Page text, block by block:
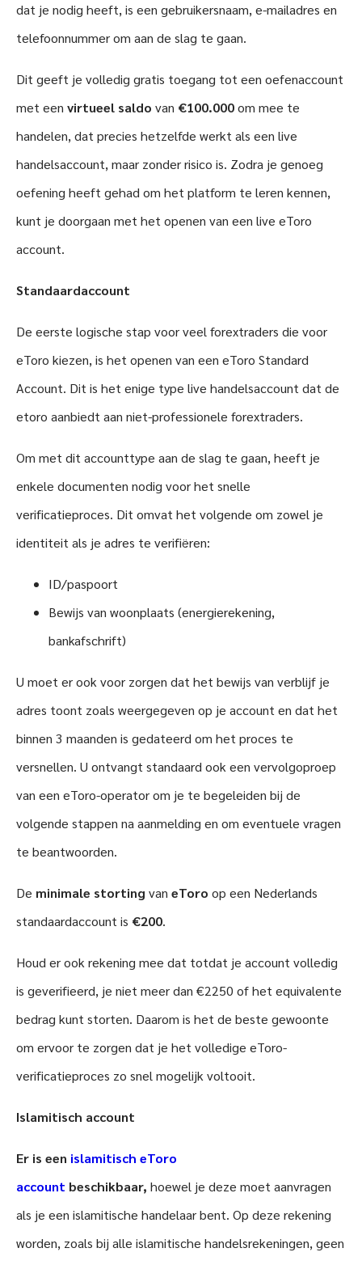
dat je nodig heeft, is een gebruikersnaam, e-mailadres en
telefoonnummer om aan de slag te gaan.
Dit geeft je volledig gratis toegang tot een oefenaccount
met een virtueel saldo van €100.000om mee te
handelen, dat precies hetzelfde werkt als een live
handelsaccount, maar zonder risico is. Zodra je genoeg
oefening heeft gehad om het platform te leren kennen,
kunt je doorgaan met het openen van een live eToro
account.
Standaardaccount
De eerste logische stap voor veel forextraders die voor
eToro kiezen, is het openen van een eToro Standard
Account. Dit is het enige type live handelsaccount dat de
etoro aanbiedt aan niet-professionele forextraders.
Om met dit accounttype aan de slag te gaan, heeft je
enkele documenten nodig voor het snelle
verificatieproces. Dit omvat het volgende om zowel je
identiteit als je adres te verifiëren:
ID/paspoort
Bewijs van woonplaats (energierekening,
bankafschrift)
U moet er ook voor zorgen dat het bewijs van verblijf je
adres toont zoals weergegeven op je account en dat het
binnen 3 maanden is gedateerd om het proces te
versnellen. U ontvangt standaard ook een vervolgoproep
van een eToro-operator om je te begeleiden bij de
volgende stappen na aanmelding en om eventuele vragen
te beantwoorden.
De minimale storting van eToro op een Nederlands
standaardaccount is €200.
Houd er ook rekening mee dat totdat je account volledig
is geverifieerd, je niet meer dan €2250 of het equivalente
bedrag kunt storten. Daarom is het de beste gewoonte
om ervoor te zorgen dat je het volledige eToro-
verificatieproces zo snel mogelijk voltooit.
Islamitisch account
Er is een islamitisch eToro
account beschikbaar, hoewel je deze moet aanvragen
als je een islamitische handelaar bent. Op deze rekening
worden, zoals bij alle islamitische handelsrekeningen, geen